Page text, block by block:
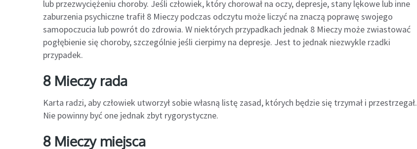
lub przezwyciężeniu choroby. Jeśli człowiek, który chorował na oczy, depresje, stany lękowe lub inne
zaburzenia psychiczne trafił 8 Mieczy podczas odczytu może liczyć na znaczą poprawę swojego
samopoczucia lub powrót do zdrowia. W niektórych przypadkach jednak 8 Mieczy może zwiastować
pogłębienie się choroby, szczególnie jeśli cierpimy na depresje. Jest to jednak niezwykle rzadki
przypadek.
8 Mieczy rada
Karta radzi, aby człowiek utworzył sobie własną listę zasad, których będzie się trzymał i przestrzegał.
Nie powinny być one jednak zbyt rygorystyczne.
8 Mieczy miejsca